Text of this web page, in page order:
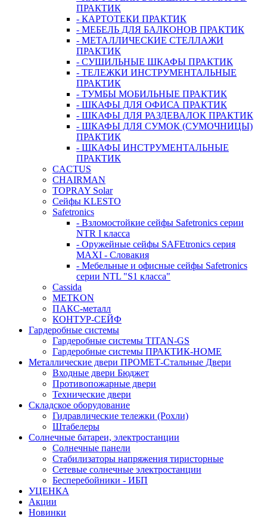
ПРАКТИК
- КАРТОТЕКИ ПРАКТИК
- МЕБЕЛЬ ДЛЯ БАЛКОНОВ ПРАКТИК
- МЕТАЛЛИЧЕСКИЕ СТЕЛЛАЖИ
ПРАКТИК
- СУШИЛЬНЫЕ ШКАФЫ ПРАКТИК
- ТЕЛЕЖКИ ИНСТРУМЕНТАЛЬНЫЕ
ПРАКТИК
- ТУМБЫ МОБИЛЬНЫЕ ПРАКТИК
- ШКАФЫ ДЛЯ ОФИСА ПРАКТИК
- ШКАФЫ ДЛЯ РАЗДЕВАЛОК ПРАКТИК
- ШКАФЫ ДЛЯ СУМОК (СУМОЧНИЦЫ)
ПРАКТИК
- ШКАФЫ ИНСТРУМЕНТАЛЬНЫЕ
ПРАКТИК
CACTUS
CHAIRMAN
TOPRAY Solar
Сейфы KLESTO
Safetronics
- Взломостойкие сейфы Safetronics серии
NTR I класса
- Оружейные сейфы SAFEtronics серия
MAXI - Словакия
- Мебельные и офисные сейфы Safetronics
серии NTL "S1 класса"
Cassida
METKON
ПАКС-металл
КОНТУР-СЕЙФ
Гардеробные системы
Гардеробные системы TITAN-GS
Гардеробные системы ПРАКТИК-HOME
Металлические двери ПРОМЕТ-Стальные Двери
Входные двери Бюджет
Противопожарные двери
Технические двери
Складское оборудование
Гидравлические тележки (Рохли)
Штабелеры
Солнечные батареи, электростанции
Солнечные панели
Стабилизаторы напряжения тиристорные
Сетевые солнечные электростанции
Бесперебойники - ИБП
УЦЕНКА
Акции
Новинки